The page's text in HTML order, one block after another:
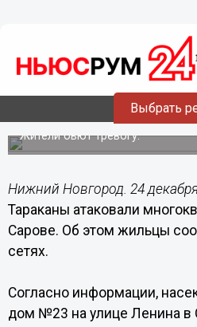
Выбрать
24.12.201911:05
Полчища тараканов
многоэтажку в
Жители бьют тревогу.
Нижний Новгород. 24
Тараканы атаковали
Сарове. Об этом жильцы
сетях.
Согласно информации,
дом №23 на улице Ленина